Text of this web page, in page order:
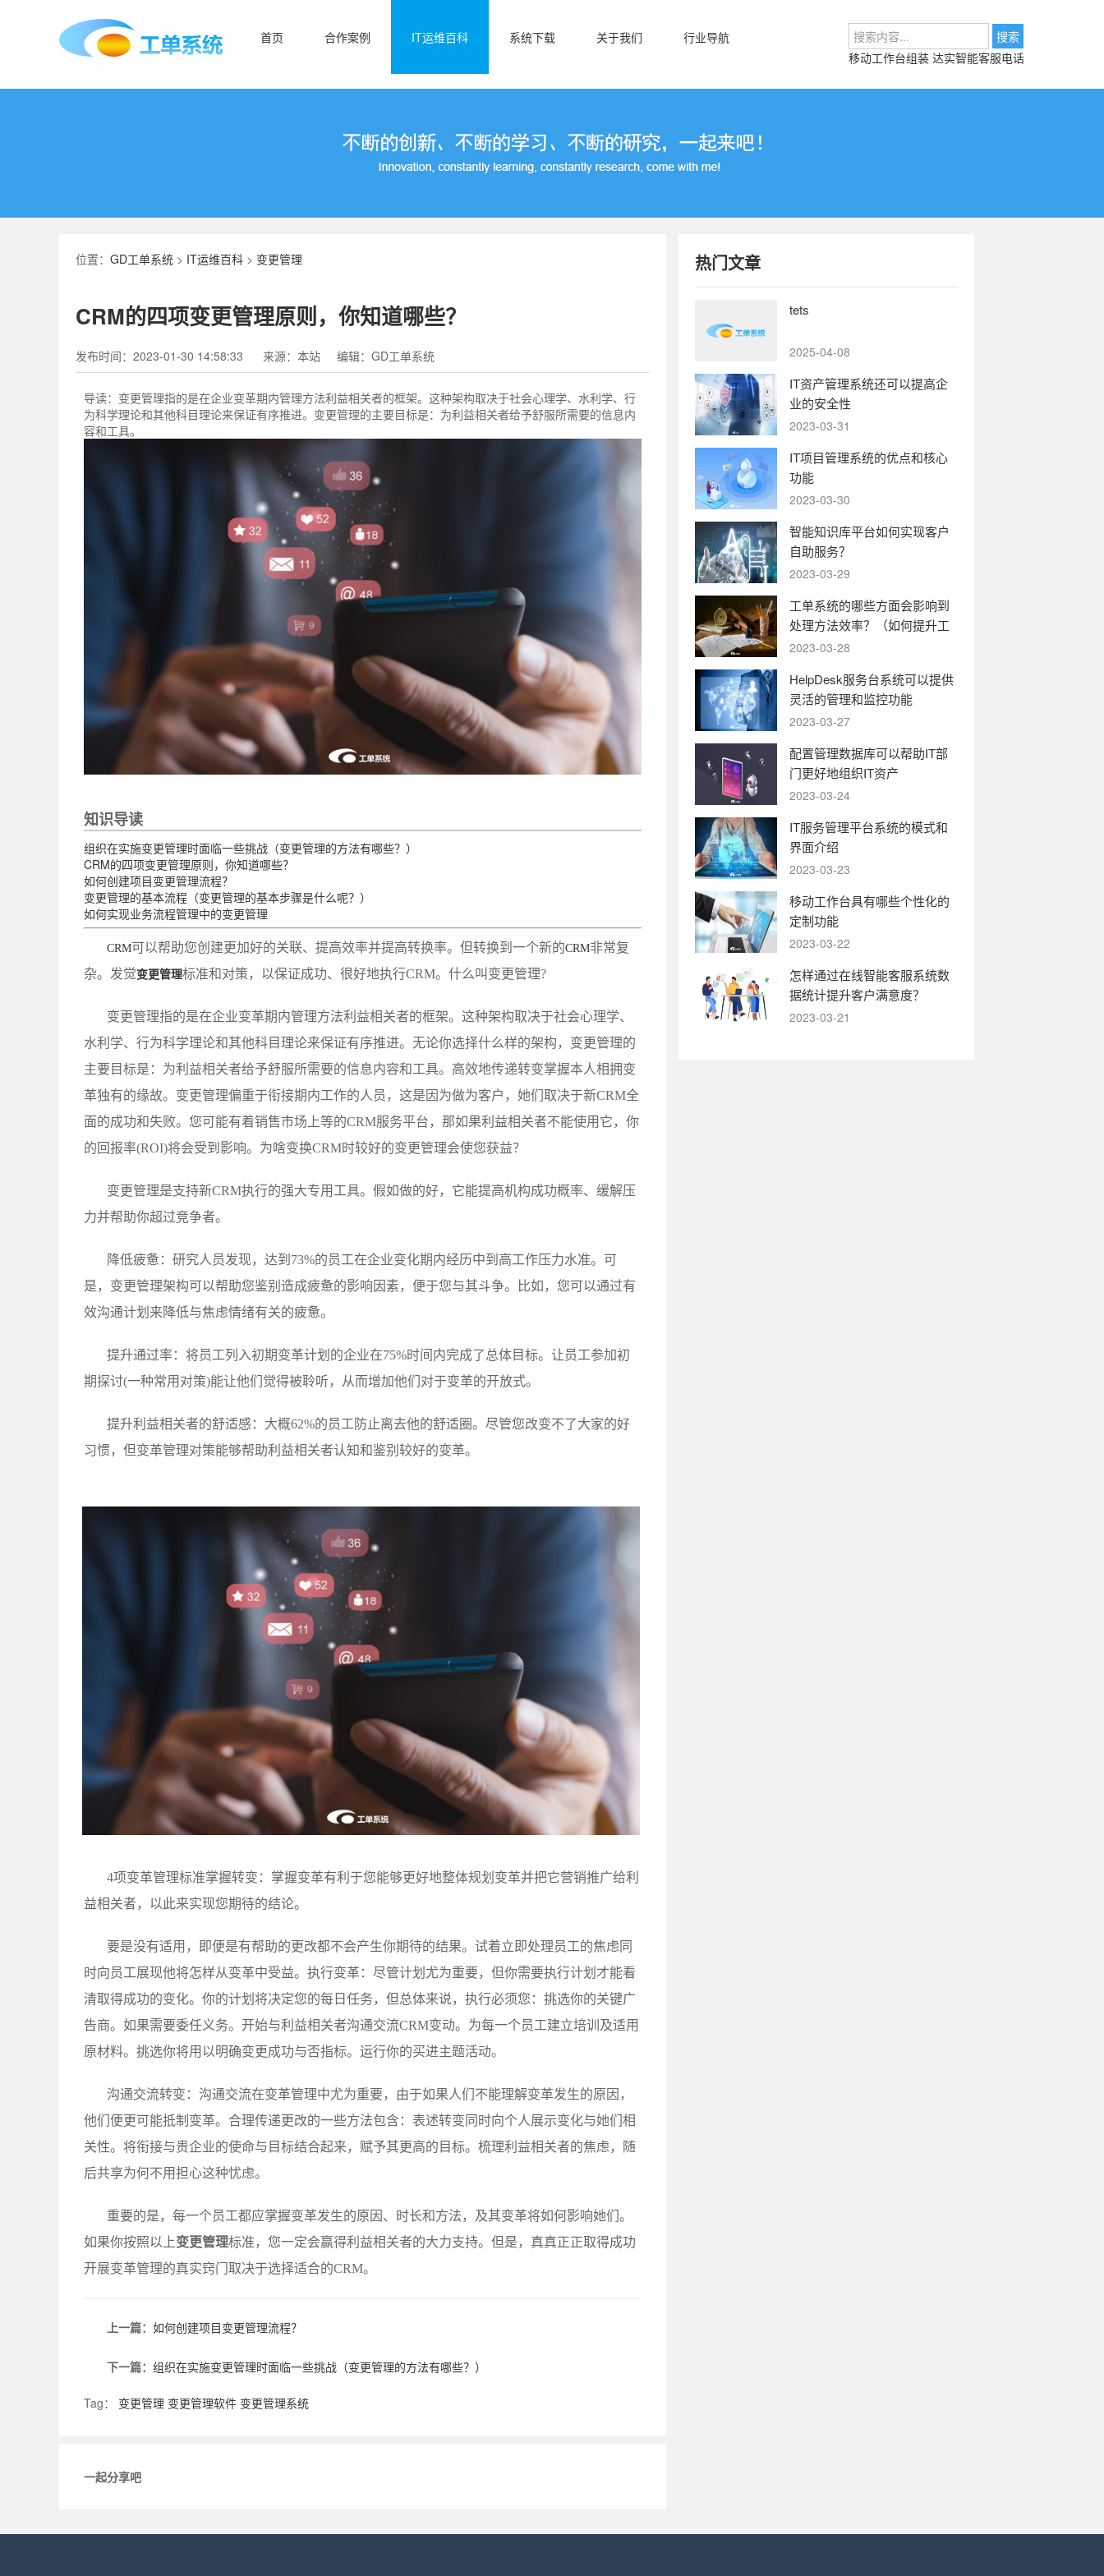
首页 合作案例 IT运维百科 系统下载 关于我们
行业导航
移动工作台组装 达实智能客服电话
位置： GD工单系统 > IT运维百科 > 变更管理
CRM的四项变更管理原则，你知道哪些？
发布时间：2023-01-30 14:58:33 来源：本站 编辑：GD工单系统
导读： 变更管理指的是在企业变革期内管理方法利益相关者的框架。这种架构取决于社会心理学、水利学、行
为科学理论和其他科目理论来保证有序推进。变更管理的主要目标是：为利益相关者给予舒服所需要的信息内
容和工具。
知识导读
组织在实施变更管理时面临一些挑战（变更管理的方法有哪些？）
CRM的四项变更管理原则，你知道哪些？
如何创建项目变更管理流程？
变更管理的基本流程（变更管理的基本步骤是什么呢？）
如何实现业务流程管理中的变更管理
CRM可以帮助您创建更加好的关联、提高效率并提高转换率。但转换到一个新的CRM非常复
杂。发觉变更管理标准和对策，以保证成功、很好地执行CRM。什么叫变更管理?
变更管理指的是在企业变革期内管理方法利益相关者的框架。这种架构取决于社会心理学、
水利学、行为科学理论和其他科目理论来保证有序推进。无论你选择什么样的架构，变更管理的
主要目标是：为利益相关者给予舒服所需要的信息内容和工具。高效地传递转变掌握本人相拥变
革独有的缘故。变更管理偏重于衔接期内工作的人员，这是因为做为客户，她们取决于新CRM全
面的成功和失败。您可能有着销售市场上等的CRM服务平台，那如果利益相关者不能使用它，你
的回报率(ROI)将会受到影响。为啥变换CRM时较好的变更管理会使您获益？
变更管理是支持新CRM执行的强大专用工具。假如做的好，它能提高机构成功概率、缓解压
力并帮助你超过竞争者。
降低疲惫：研究人员发现，达到73%的员工在企业变化期内经历中到高工作压力水准。可
是，变更管理架构可以帮助您鉴别造成疲惫的影响因素，便于您与其斗争。比如，您可以通过有
效沟通计划来降低与焦虑情绪有关的疲惫。
提升通过率：将员工列入初期变革计划的企业在75%时间内完成了总体目标。让员工参加初
期探讨(一种常用对策)能让他们觉得被聆听，从而增加他们对于变革的开放式。
提升利益相关者的舒适感：大概62%的员工防止离去他的舒适圈。尽管您改变不了大家的好
习惯，但变革管理对策能够帮助利益相关者认知和鉴别较好的变革。
4项变革管理标准掌握转变：掌握变革有利于您能够更好地整体规划变革并把它营销推广给利
益相关者，以此来实现您期待的结论。
要是没有适用，即便是有帮助的更改都不会产生你期待的结果。试着立即处理员工的焦虑同
时向员工展现他将怎样从变革中受益。执行变革：尽管计划尤为重要，但你需要执行计划才能看
清取得成功的变化。你的计划将决定您的每日任务，但总体来说，执行必须您：挑选你的关键广
告商。如果需要委任义务。开始与利益相关者沟通交流CRM变动。为每一个员工建立培训及适用
原材料。挑选你将用以明确变更成功与否指标。运行你的买进主题活动。
沟通交流转变：沟通交流在变革管理中尤为重要，由于如果人们不能理解变革发生的原因，
他们便更可能抵制变革。合理传递更改的一些方法包含：表述转变同时向个人展示变化与她们相
关性。将衔接与贵企业的使命与目标结合起来，赋予其更高的目标。梳理利益相关者的焦虑，随
后共享为何不用担心这种忧虑。
重要的是，每一个员工都应掌握变革发生的原因、时长和方法，及其变革将如何影响她们。
如果你按照以上变更管理标准，您一定会赢得利益相关者的大力支持。但是，真真正正取得成功
开展变革管理的真实窍门取决于选择适合的CRM。
上一篇： 如何创建项目变更管理流程？
下一篇： 组织在实施变更管理时面临一些挑战（变更管理的方法有哪些？）
Tag： 变更管理 变更管理软件 变更管理系统
一起分享吧
热门文章
tets
2025-04-08
IT资产管理系统还可以提高企
业的安全性
2023-03-31
IT项目管理系统的优点和核心
功能
2023-03-30
智能知识库平台如何实现客户
自助服务？
2023-03-29
工单系统的哪些方面会影响到
处理方法效率？（如何提升工
单系统的运转效率）
2023-03-28
HelpDesk服务台系统可以提供
灵活的管理和监控功能
2023-03-27
配置管理数据库可以帮助IT部
门更好地组织IT资产
2023-03-24
IT服务管理平台系统的模式和
界面介绍
2023-03-23
移动工作台具有哪些个性化的
定制功能
2023-03-22
怎样通过在线智能客服系统数
据统计提升客户满意度？
2023-03-21